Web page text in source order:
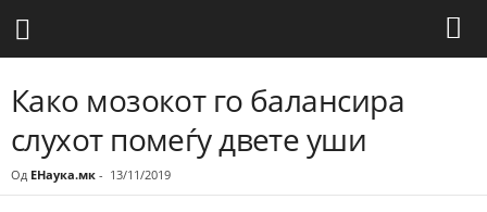
Како мозокот го балансира
слухот помеѓу двете уши
Од ЕНаука.мк - 13/11/2019